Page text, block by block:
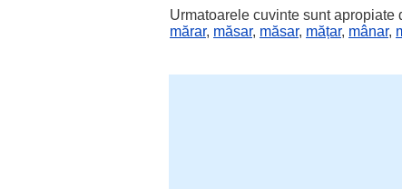
Urmatoarele cuvinte sunt apropiate
mărar, măsar, măsar, mățar, mânar,